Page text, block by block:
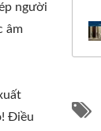
người
âm
Điều